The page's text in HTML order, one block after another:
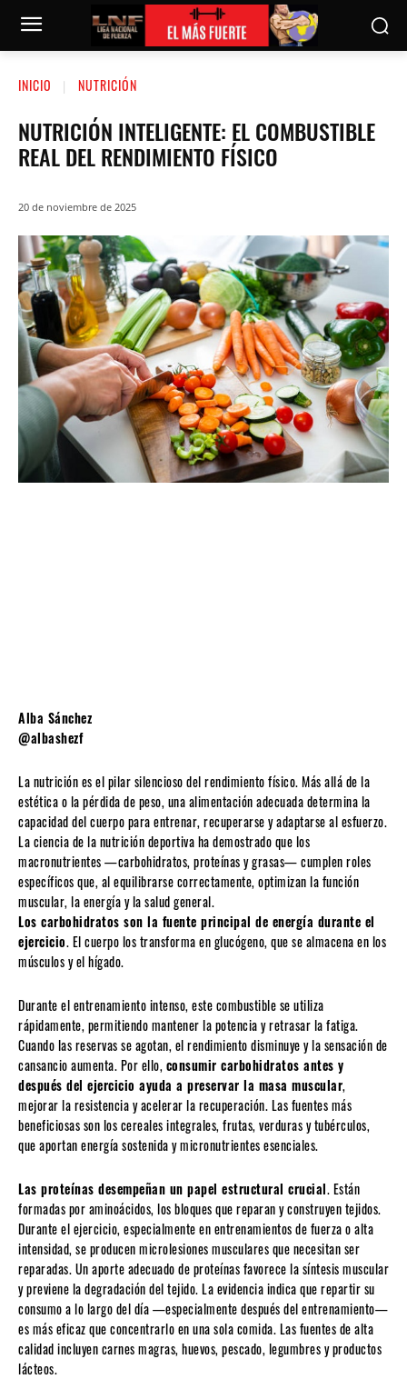
INICIO NUTRICIÓN
NUTRICIÓN INTELIGENTE: EL COMBUSTIBLE
REAL DEL RENDIMIENTO FÍSICO
20 de noviembre de 2025
Alba Sánchez
@albashezf
La nutrición es el pilar silencioso del rendimiento físico. Más allá de la
estética o la pérdida de peso, una alimentación adecuada determina la
capacidad del cuerpo para entrenar, recuperarse y adaptarse al esfuerzo.
La ciencia de la nutrición deportiva ha demostrado que los
macronutrientes —carbohidratos, proteínas y grasas— cumplen roles
específicos que, al equilibrarse correctamente, optimizan la función
muscular, la energía y la salud general.
Los carbohidratos son la fuente principal de energía durante el
ejercicio. El cuerpo los transforma en glucógeno, que se almacena en los
músculos y el hígado.
Durante el entrenamiento intenso, este combustible se utiliza
rápidamente, permitiendo mantener la potencia y retrasar la fatiga.
Cuando las reservas se agotan, el rendimiento disminuye y la sensación de
cansancio aumenta. Por ello, consumir carbohidratos antes y
después del ejercicio ayuda a preservar la masa muscular,
mejorar la resistencia y acelerar la recuperación. Las fuentes más
beneficiosas son los cereales integrales, frutas, verduras y tubérculos,
que aportan energía sostenida y micronutrientes esenciales.
Las proteínas desempeñan un papel estructural crucial. Están
formadas por aminoácidos, los bloques que reparan y construyen tejidos.
Durante el ejercicio, especialmente en entrenamientos de fuerza o alta
intensidad, se producen microlesiones musculares que necesitan ser
reparadas. Un aporte adecuado de proteínas favorece la síntesis muscular
y previene la degradación del tejido. La evidencia indica que repartir su
consumo a lo largo del día —especialmente después del entrenamiento—
es más eficaz que concentrarlo en una sola comida. Las fuentes de alta
calidad incluyen carnes magras, huevos, pescado, legumbres y productos
lácteos.